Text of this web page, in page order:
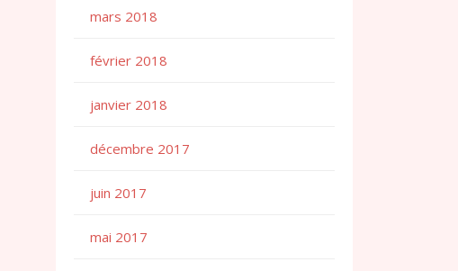
mars 2018
février 2018
janvier 2018
décembre 2017
juin 2017
mai 2017